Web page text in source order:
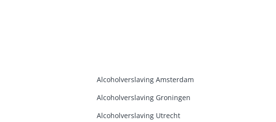
Alcoholverslaving Amsterdam
Alcoholverslaving Groningen
Alcoholverslaving Utrecht